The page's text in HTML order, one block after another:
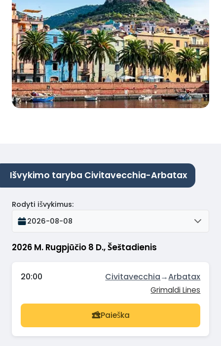
Išvykimo taryba Civitavecchia-Arbatax
2026 M. Rugpjūčio 8 D., Šeštadienis
Rodyti išvykimus:
2026-08-08
20:00 Civitavecchia→Arbatax
Grimaldi Lines
Paieška